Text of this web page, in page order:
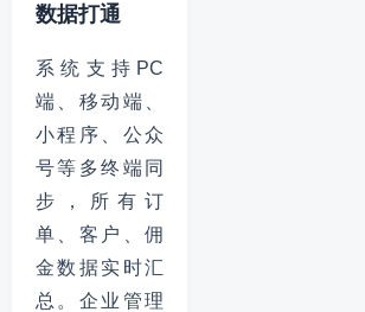
数据打通
系统支持PC
端、移动端、
小程序、公众
号等多终端同
步，所有订
单、客户、佣
金数据实时汇
总。企业管理